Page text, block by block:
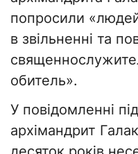
попросили
в звільненні та
обитель».
У повідомленні
архімандрит